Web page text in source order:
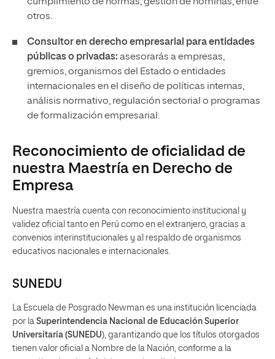
otros.
Consultor en derecho empresarial para entidades
públicas o privadas: asesorarás a empresas,
gremios, organismos del Estado o entidades
internacionales en el diseño de políticas internas,
análisis normativo, regulación sectorial o programas
de formalización empresarial.
Reconocimiento de oficialidad de
nuestra Maestría en Derecho de
Empresa
Nuestra maestría cuenta con reconocimiento institucional y
validez oficial tanto en Perú como en el extranjero, gracias a
convenios interinstitucionales y al respaldo de organismos
educativos nacionales e internacionales.
SUNEDU
La Escuela de Posgrado Newman es una institución licenciada
por la Superintendencia Nacional de Educación Superior
Universitaria (SUNEDU), garantizando que los títulos otorgados
tienen valor oficial a Nombre de la Nación, conforme a la